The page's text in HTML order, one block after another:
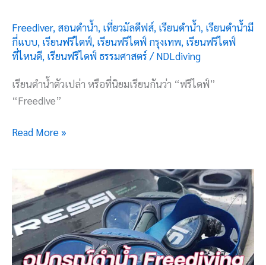
Freediver, สอนดำน้ำ, เที่ยวมัลดีฟส์, เรียนดำน้ำ, เรียนดำน้ำมี
กี่แบบ, เรียนฟรีไดฟ์, เรียนฟรีไดฟ์ กรุงเทพ, เรียนฟรีไดฟ์
ที่ไหนดี, เรียนฟรีไดฟ์ ธรรมศาสตร์ /NDLdiving
เรียนดำน้ำตัวเปล่า หรือที่นิยมเรียนกันว่า “ฟรีไดฟ์”
“Freedive”
Read More »
Freediving
1
อุปกรณ์
ดำ
น้ำ